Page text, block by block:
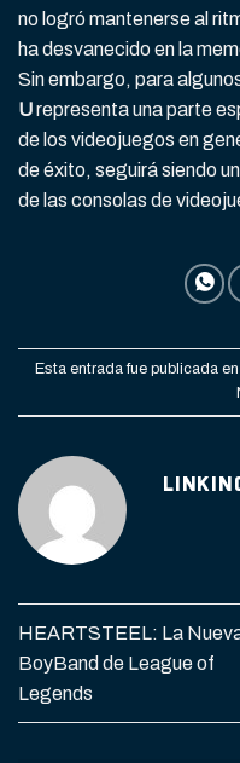
no logró mantenerse al
ha desvanecido en la
Sin embargo, para
Urepresenta una parte
de los videojuegos en
de éxito, seguirá siendo
de las consolas de
Esta entrada fue publicada en
HEARTSTEEL: La
BoyBand de League of
Legends